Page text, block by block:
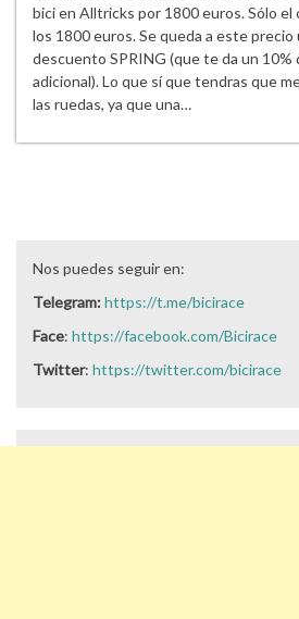
bici en Alltricks por 1800 euros. Sólo el
los 1800 euros. Se queda a este
descuento SPRING (que te da un 10%
adicional). Lo que sí que tendras que
las ruedas, ya que una…
Nos puedes seguir en:
Telegram:https://t.me/bicirace
Face: https://facebook.com/Bicirace
Twitter: https://twitter.com/bicirace